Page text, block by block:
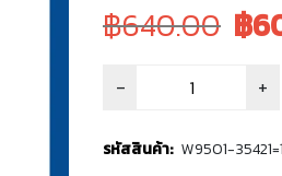
Original
price
was:
฿640.00
฿
฿
รหัสสินค้า: W9501-